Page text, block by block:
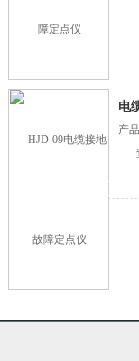
电
产